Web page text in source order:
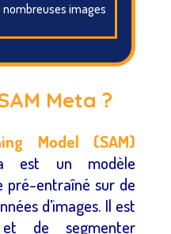
images
Meta ?
Model (SAM)
est un modèle
pré-entraîné sur de
d’images. Il est
et de segmenter